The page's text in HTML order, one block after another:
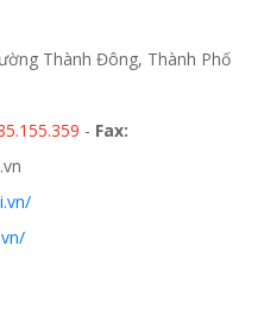
Thành Đông, Thành Phố
- Fax: